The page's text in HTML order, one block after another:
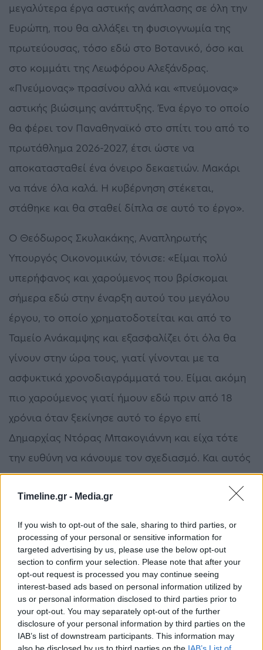
Timeline.gr - Media.gr
If you wish to opt-out of the sale, sharing to third parties, or
processing of your personal or sensitive information for
targeted advertising by us, please use the below opt-out
section to confirm your selection. Please note that after your
opt-out request is processed you may continue seeing
interest-based ads based on personal information utilized by
us or personal information disclosed to third parties prior to
your opt-out. You may separately opt-out of the further
disclosure of your personal information by third parties on the
IAB’s list of downstream participants. This information may
μεγαλύτερα έργα αστικής ανάπλασης σε όλη την
Ευρώπη, που θα αλλάξει τη φυσιογνωμία της
πρωτεύουσας, τόσο εδώ στο Βοτανικό, όσο και
στο κομμάτι της Λεωφόρου Αλεξάνδρας.
«Πνεύμονας» πρασίνου αλλά και «πνεύμονας»
αστικής βιώσιμης ανάπτυξης. Ένα έργο το οποίο
θα φέρει τον Παναθηναϊκό στο σπίτι του από το
πρωτάθλημα 2026-2027, έτσι ώστε να
αποκατασταθεί ένα όνειρο δεκαετιών. Μακάρι
να πάνε όλα καλά. Η κυβέρνηση στέκεται,
στάθηκε και θα σταθεί δίπλα σε αυτό το έργο».
Ο Θεόδωρος Σκυλακάκης, Αναπληρωτής
Υπουργός Οικονομικών, τόνισε: «Είμαι πολύ
υπερήφανος και χαρούμενος που βρίσκομαι
σήμερα εδώ στην έναρξη αυτού του μεγάλου
έργου, το οποίο χρηματοδοτείται και από το
Ταμείο Ανάκαμψης και εξασφαλίζει ότι όλα θα
γίνουν στην ώρα τους, γιατί γίνονται με τα
ασφυκτικά χρονοδιαγράμματά του. Είμαι ακόμη
πιο χαρούμενος γιατί ήμουν εδώ πριν από 18
χρόνια όταν ξεκίνησε αυτό το έργο επί
Δημαρχίας Ντόρας Μπακογιάννη και είχα τότε
την ευθύνη να κάνουμε τον σχεδιασμό. Και αυτός
ο σχεδιασμός άντεξε 18 χρόνια -ανώφελης και
αναίτιας περιπέτειας γιατί μπορούσε να είχε
ότι προχωράει είναι ένα καθοριστικό γεγονός
για την Αθήνα. Να αλλάξει την πόλη με
πολλαπλούς τρόπους και σε πολλά σημεία, αλλά
καθοριστικό γεγονός και για την ιστορία και την
πορεία της μεγάλης ομάδας της Αθήνας, τον
Παναθηναϊκό».